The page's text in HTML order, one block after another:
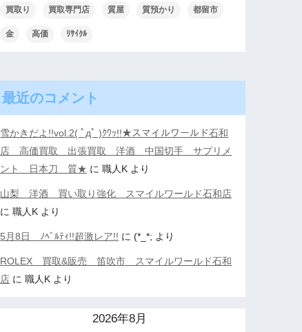
買取り 買取専門店 質屋 質預かり 都留市
金 高価 ﾘｻｲｸﾙ
最近のコメント
雪かきだよ!!vol.2( ﾟдﾟ )ｸﾜｯ!!★スマイルワールド石和
店 高価買取 出張買取 洋酒 中国切手 サプリメ
ント 日本刀 質★ に職人K より
山梨 洋酒 買い取り強化 スマイルワールド石和店
に職人K より
5月8日 ﾉﾍﾞﾙﾃｨ!!超激レア!! に (*_*; より
ROLEX 買取&販売 笛吹市 スマイルワールド石和
店 に職人K より
2026年8月